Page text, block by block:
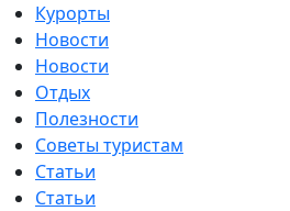
Курорты
Новости
Новости
Отдых
Полезности
Советы туристам
Статьи
Статьи